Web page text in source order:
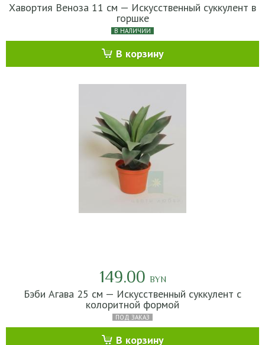
Хавортия Веноза 11 см — Искусственный суккулент в
горшке
В НАЛИЧИИ
В корзину
149.00 BYN
Бэби Агава 25 см — Искусственный суккулент с
колоритной формой
ПОД ЗАКАЗ
В корзину